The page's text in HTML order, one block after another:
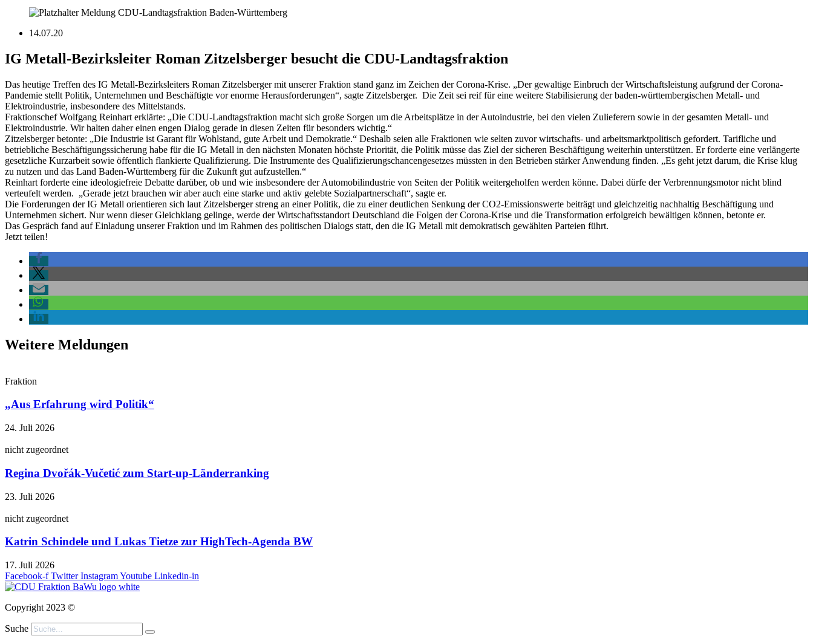
14.07.20
IG Metall-Bezirksleiter Roman Zitzelsberger besucht die CDU-Landtagsfraktion
Das heutige Treffen des IG Metall-Bezirksleiters Roman Zitzelsberger mit unserer Fraktion stand ganz im Zeichen der Corona-Krise. „Der gewaltige Einbruch der Wirtschaftsleistung aufgrund der Corona-
Pandemie stellt Politik, Unternehmen und Beschäftigte vor enorme Herausforderungen“, sagte Zitzelsberger. Die Zeit sei reif für eine weitere Stabilisierung der baden-württembergischen Metall- und
Elektroindustrie, insbesondere des Mittelstands.
Fraktionschef Wolfgang Reinhart erklärte: „Die CDU-Landtagsfraktion macht sich große Sorgen um die Arbeitsplätze in der Autoindustrie, bei den vielen Zulieferern sowie in der gesamten Metall- und
Elektroindustrie. Wir halten daher einen engen Dialog gerade in diesen Zeiten für besonders wichtig.“
Zitzelsberger betonte: „Die Industrie ist Garant für Wohlstand, gute Arbeit und Demokratie.“ Deshalb seien alle Fraktionen wie selten zuvor wirtschafts- und arbeitsmarktpolitisch gefordert. Tarifliche und
betriebliche Beschäftigungssicherung habe für die IG Metall in den nächsten Monaten höchste Priorität, die Politik müsse das Ziel der sicheren Beschäftigung weiterhin unterstützen. Er forderte eine verlängerte
gesetzliche Kurzarbeit sowie öffentlich flankierte Qualifizierung. Die Instrumente des Qualifizierungschancengesetzes müssten in den Betrieben stärker Anwendung finden. „Es geht jetzt darum, die Krise klug
zu nutzen und das Land Baden-Württemberg für die Zukunft gut aufzustellen.“
Reinhart forderte eine ideologiefreie Debatte darüber, ob und wie insbesondere der Automobilindustrie von Seiten der Politik weitergeholfen werden könne. Dabei dürfe der Verbrennungsmotor nicht blind
verteufelt werden. „Gerade jetzt brauchen wir aber auch eine starke und aktiv gelebte Sozialpartnerschaft“, sagte er.
Die Forderungen der IG Metall orientieren sich laut Zitzelsberger streng an einer Politik, die zu einer deutlichen Senkung der CO2-Emissionswerte beiträgt und gleichzeitig nachhaltig Beschäftigung und
Unternehmen sichert. Nur wenn dieser Gleichklang gelinge, werde der Wirtschaftsstandort Deutschland die Folgen der Corona-Krise und die Transformation erfolgreich bewältigen können, betonte er.
Das Gespräch fand auf Einladung unserer Fraktion und im Rahmen des politischen Dialogs statt, den die IG Metall mit demokratisch gewählten Parteien führt.
Jetzt teilen!
Weitere Meldungen
Fraktion
„Aus Erfahrung wird Politik“
24. Juli 2026
nicht zugeordnet
Regina Dvořák-Vučetić zum Start-up-Länderranking
23. Juli 2026
nicht zugeordnet
Katrin Schindele und Lukas Tietze zur HighTech-Agenda BW
17. Juli 2026
Facebook-f Twitter InstagramYoutube Linkedin-in
Copyright 2023 ©
Suche